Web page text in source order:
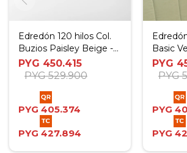
Edredón 120 hilos Col.
Buzios Paisley Beige -
King- Super King
PYG 450.415
PYG 529.900
PYG 405.374
PYG 427.894
Basic
PYG
PYG
PYG
PYG